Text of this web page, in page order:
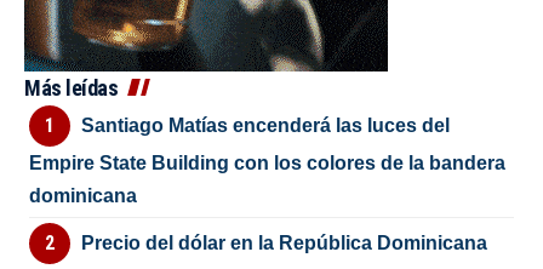
Más leídas
Santiago Matías encenderá las luces del
Empire State Building con los colores de la bandera
dominicana
Precio del dólar en la República Dominicana